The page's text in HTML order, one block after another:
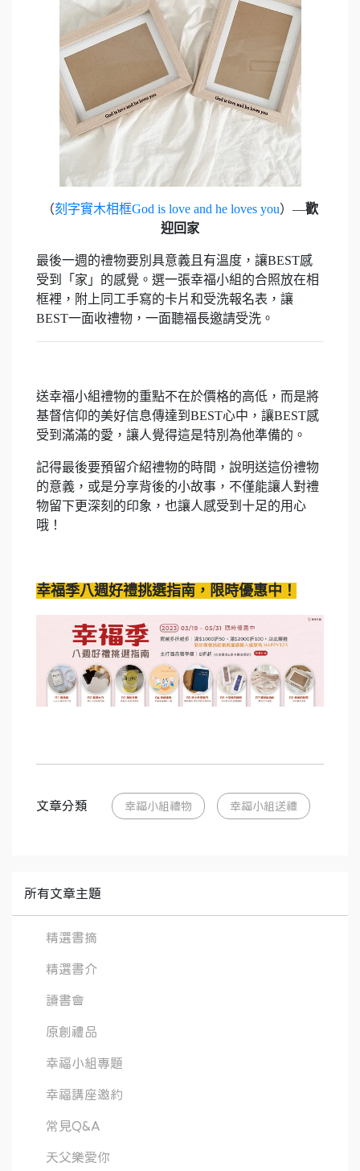
（刻字實木相框God is love and he loves you）—歡
迎回家
最後一週的禮物要別具意義且有溫度，讓BEST感
受到「家」的感覺。選一張幸福小組的合照放在相
框裡，附上同工手寫的卡片和受洗報名表，讓
BEST一面收禮物，一面聽福長邀請受洗。
送幸福小組禮物的重點不在於價格的高低，而是將
基督信仰的美好信息傳達到BEST心中，讓BEST感
受到滿滿的愛，讓人覺得這是特別為他準備的。
記得最後要預留介紹禮物的時間，說明送這份禮物
的意義，或是分享背後的小故事，不僅能讓人對禮
物留下更深刻的印象，也讓人感受到十足的用心
哦！
幸福季八週好禮挑選指南，限時優惠中！
文章分類 幸福小組禮物 幸福小組送禮
所有文章主題
精選書摘
精選書介
讀書會
原創禮品
幸福小組專題
幸福講座邀約
常見Q&A
天父樂愛你